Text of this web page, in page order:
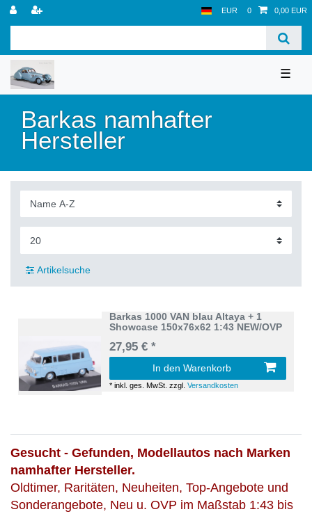
EUR 0 0,00 EUR
☰
Barkas namhafter
Hersteller
Artikelsuche
Barkas 1000 VAN blau Altaya + 1
Showcase 150x76x62 1:43 NEW/OVP
27,95 € *
In den Warenkorb
*inkl. ges. MwSt. zzgl.Versandkosten
Gesucht - Gefunden, Modellautos nach Marken
namhafter Hersteller.
Oldtimer, Raritäten, Neuheiten, Top-Angebote und
Sonderangebote, Neu u. OVP im Maßstab 1:43 bis